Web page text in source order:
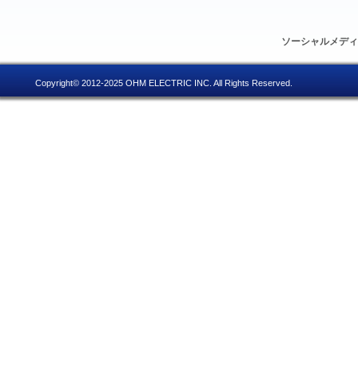
ソーシャルメデ
Copyright© 2012-2025 OHM ELECTRIC INC. All Rights Reserved.